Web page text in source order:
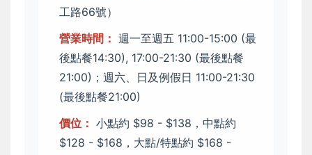
工路66號）
營業時間： 週一至週五 11:00-15:00 (最
後點餐14:30), 17:00-21:30 (最後點餐
21:00)；週六、日及例假日 11:00-21:30
(最後點餐21:00)
價位： 小點約 $98 - $138，中點約
$128 - $168，大點/特點約 $168 -